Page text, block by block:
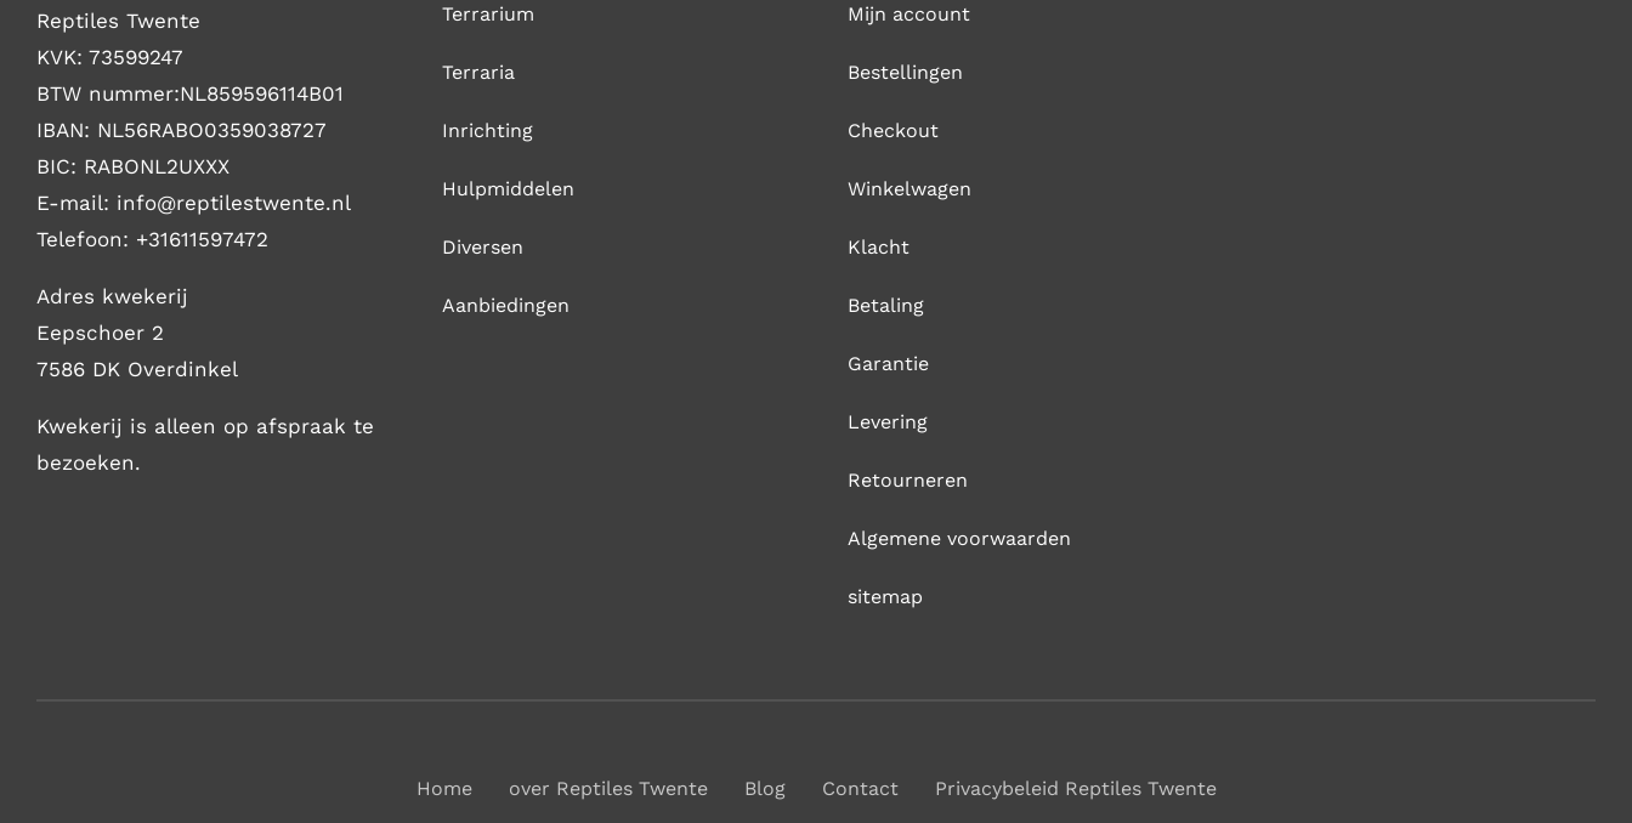
Reptiles Twente
KVK: 73599247
BTW nummer:NL859596114B01
IBAN: NL56RABO0359038727
BIC: RABONL2UXXX
E-mail: info@reptilestwente.nl
Telefoon: +31611597472
Adres kwekerij
Eepschoer 2
7586 DK Overdinkel
Kwekerij is alleen op afspraak te
bezoeken.
Terrarium
Terraria
Inrichting
Hulpmiddelen
Diversen
Aanbiedingen
Mijn account
Bestellingen
Checkout
Winkelwagen
Klacht
Betaling
Garantie
Levering
Retourneren
Algemene voorwaarden
sitemap
Home over Reptiles Twente Blog Contact Privacybeleid Reptiles Twente